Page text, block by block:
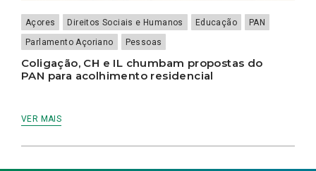
Açores Direitos Sociais e Humanos Educação
PAN
Parlamento Açoriano
Pessoas
Coligação, CH e IL chumbam propostas do
PAN para acolhimento residencial
VER MAIS